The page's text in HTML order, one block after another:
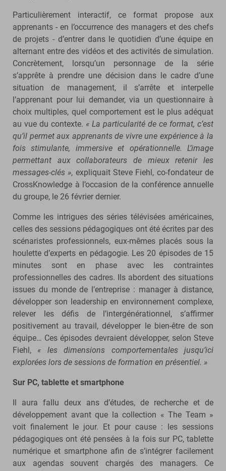
Particulièrement interactif, ce format propose aux
apprenants - en l’occurrence des managers et des chefs
de projets - d’entrer dans le quotidien d’une équipe en
alternant entre des vidéos et des activités de simulation.
Concrètement, lorsqu’un personnage de la série
s’apprête à prendre une décision dans le cadre d’une
situation de management, il s’arrête et interpelle
l’apprenant pour lui demander, via un questionnaire à
choix multiples, quel comportement est le plus adéquat
au vue du contexte. « La particularité de ce format, c’est
qu’il permet aux apprenants de vivre une expérience à la
fois stimulante, immersive et opérationnelle. L’image
permettant aux collaborateurs de mieux retenir les
messages-clés », expliquait Steve Fiehl, co-fondateur de
CrossKnowledge à l’occasion de la conférence annuelle
du groupe, le 26 février dernier.
Comme les intrigues des séries télévisées américaines,
celles des sessions pédagogiques ont été écrites par des
scénaristes professionnels, eux-mêmes placés sous la
houlette d’experts en pédagogie. Les 20 épisodes de 15
minutes sont en phase avec les contraintes
professionnelles des cadres. Ils abordent des situations
issues du monde de l’entreprise : manager à distance,
développer son leadership en environnement complexe,
relever les défis de l’intergénérationnel, s’affirmer
positivement au travail, développer le bien-être de son
équipe… Ces épisodes devraient développer, selon Steve
Fiehl, « les dimensions comportementales jusqu’ici
explorées lors de sessions de formation en présentiel. »
Sur PC, tablette et smartphone
Il aura fallu deux ans d’études, de recherche et de
développement avant que la collection « The Team »
voit finalement le jour. Et pour cause : les sessions
pédagogiques ont été pensées à la fois sur PC, tablette
numérique et smartphone afin de s’intégrer facilement
aux agendas souvent chargés des managers. Ce